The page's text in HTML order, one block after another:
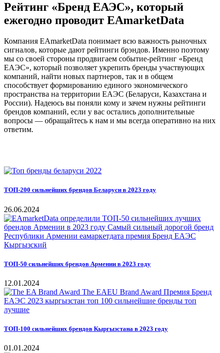
Рейтинг «Бренд ЕАЭС», который
ежегодно проводит EAmarketData
Компания EAmarketData понимает всю важность рыночных
сигналов, которые дают рейтинги брэндов. Именно поэтому
мы со своей стороны продвигаем событие-рейтинг «Бренд
ЕАЭС», который позволяет укрепить бренды участвующих
компаний, найти новых партнеров, так и в общем
способствует формированию единого экономического
пространства на территории ЕАЭС (Беларуси, Казахстана и
России). Надеюсь вы поняли кому и зачем нужны рейтинги
брендов компаний, если у вас остались дополнительные
вопросы — обращайтесь к нам и мы всегда оперативно на них
ответим.
ТОП-200 сильнейших брендов Беларуси в 2023 году
26.06.2024
ТОП-50 сильнейших брендов Армении в 2023 году
12.01.2024
ТОП-100 сильнейших брендов Кыргызстана в 2023 году
01.01.2024